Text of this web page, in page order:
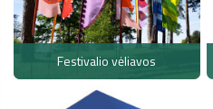
Festivalio vėliavos